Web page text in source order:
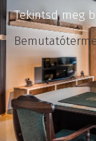
Tekintsd meg